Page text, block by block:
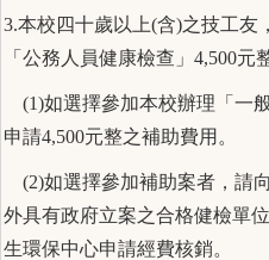
3.本校四十歲以上(含)之技工友
「公務人員健康檢查」4,500元
(1)如選擇參加本校辦理「一
申請4,500元整之補助費用。
(2)如選擇參加補助案者，請
外具有政府立案之合格健檢單
生環保中心申請經費核銷。